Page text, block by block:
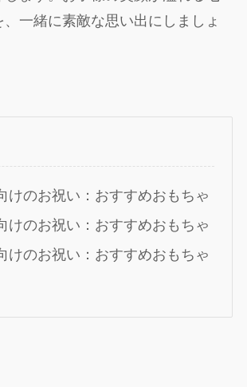
一緒に素敵な思い出にしましょ
けのお祝い：おすすめおもちゃ
けのお祝い：おすすめおもちゃ
けのお祝い：おすすめおもちゃ